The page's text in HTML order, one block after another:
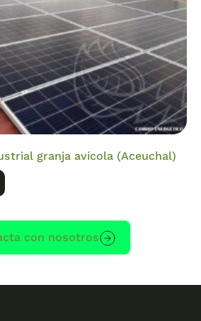
granja avícola (Aceuchal)
con nosotros